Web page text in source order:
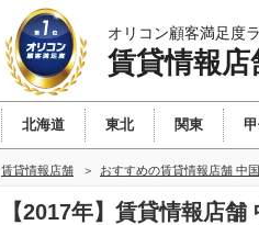
オリコン顧客満足度
賃貸情報店
北海道 東北 関東
賃貸情報店舗 おすすめの賃貸情報店舗 中
【2017年】賃貸情報店